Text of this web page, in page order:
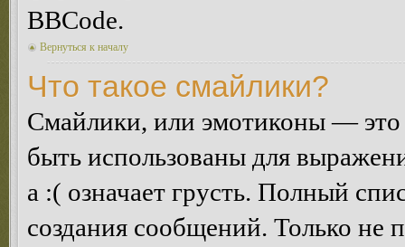
BBCode.
Вернуться к началу
Что такое смайлики?
Смайлики, или эмотиконы — это
быть использованы для
а :( означает грусть. Полный
создания сообщений. Только не